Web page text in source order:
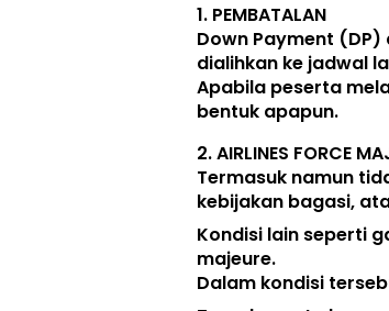
1. PEMBATALAN
Down Payment
dialihkan ke jadwal
Apabila peserta
bentuk apapun.
2. AIRLINES FORCE
Termasuk namun
kebijakan bagasi,
Kondisi lain seperti
majeure.
Dalam kondisi